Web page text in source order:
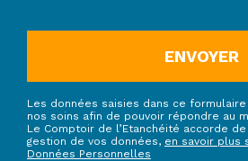
ENVOYER
Les données saisies dans ce
nos soins afin de pouvoir répondre au
Le Comptoir de l’Etanchéité accorde
gestion de vos données, en savoir plus
Données Personnelles